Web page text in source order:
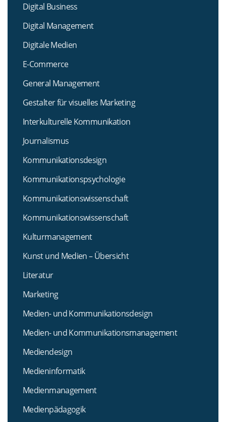
Digital Business
Digital Management
Digitale Medien
E-Commerce
General Management
Gestalter für visuelles Marketing
Interkulturelle Kommunikation
Journalismus
Kommunikationsdesign
Kommunikationspsychologie
Kommunikationswissenschaft
Kommunikationswissenschaft
Kulturmanagement
Kunst und Medien – Übersicht
Literatur
Marketing
Medien- und Kommunikationsdesign
Medien- und Kommunikationsmanagement
Mediendesign
Medieninformatik
Medienmanagement
Medienpädagogik